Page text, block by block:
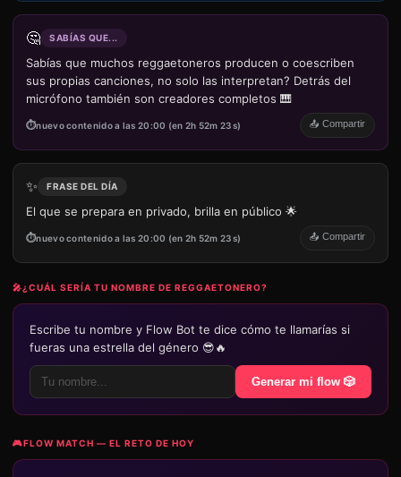
🤔 SABÍAS QUE...
Sabías que muchos reggaetoneros producen o coescriben
sus propias canciones, no solo las interpretan? Detrás del
micrófono también son creadores completos 🎹
nuevo contenido a las 20:00 (en 2h 52m 23s) 📤 Compartir
✨ FRASE DEL DÍA
El que se prepara en privado, brilla en público 🌟
nuevo contenido a las 20:00 (en 2h 52m 23s) 📤 Compartir
🎤¿CUÁL SERÍA TU NOMBRE DE REGGAETONERO?
Escribe tu nombre y Flow Bot te dice cómo te llamarías si
fueras una estrella del género 😎🔥
Generar mi flow 🎲
🎮FLOW MATCH — EL RETO DE HOY